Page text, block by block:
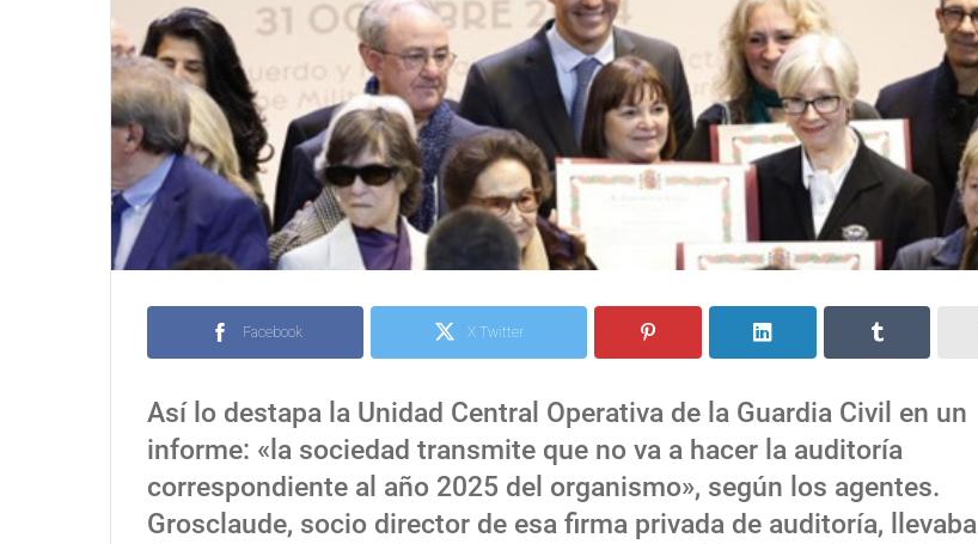
Facebook X Twitter
Así lo destapa la Unidad Central Operativa de la Guardia Civil en un
informe: «la sociedad transmite que no va a hacer la auditoría
correspondiente al año 2025 del organismo», según los agentes.
Grosclaude, socio director de esa firma privada de auditoría, llevaba